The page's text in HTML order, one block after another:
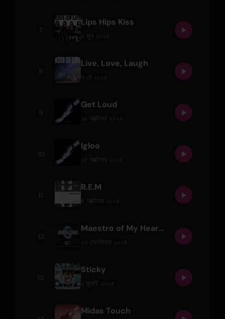
Lips Hips Kiss
৯ জুন ২০২৫
Live, Love, Laugh
৭ মে ২০২৫
Get Loud
১৫ অক্টোবর ২০২৪
Igloo
১৫ অক্টোবর ২০২৪
R.E.M
৪ অক্টোবর ২০২৪
Maestro of My Heart (Prod. Czaer)
২৩ সেপ্টেম্বর ২০২৪
Sticky
১ জুলাই ২০২৪
Midas Touch